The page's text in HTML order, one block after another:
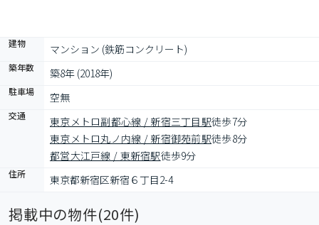
建物 マンション (鉄筋コンクリート)
築年数 築8年 (2018年)
駐車場 空無
交通 東京メトロ副都心線 / 新宿三丁目駅徒歩7分
東京メトロ丸ノ内線 / 新宿御苑前駅徒歩8分
都営大江戸線 / 東新宿駅徒歩9分
住所 東京都新宿区新宿６丁目2-4
掲載中の物件(20件)